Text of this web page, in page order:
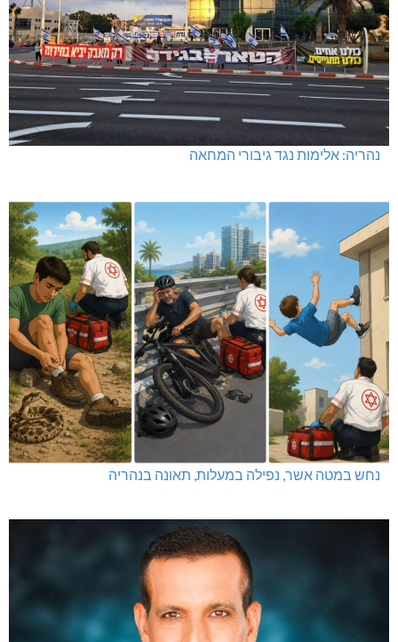
נהריה: אלימות נגד גיבורי המחאה
נחש במטה אשר, נפילה במעלות, תאונה בנהריה